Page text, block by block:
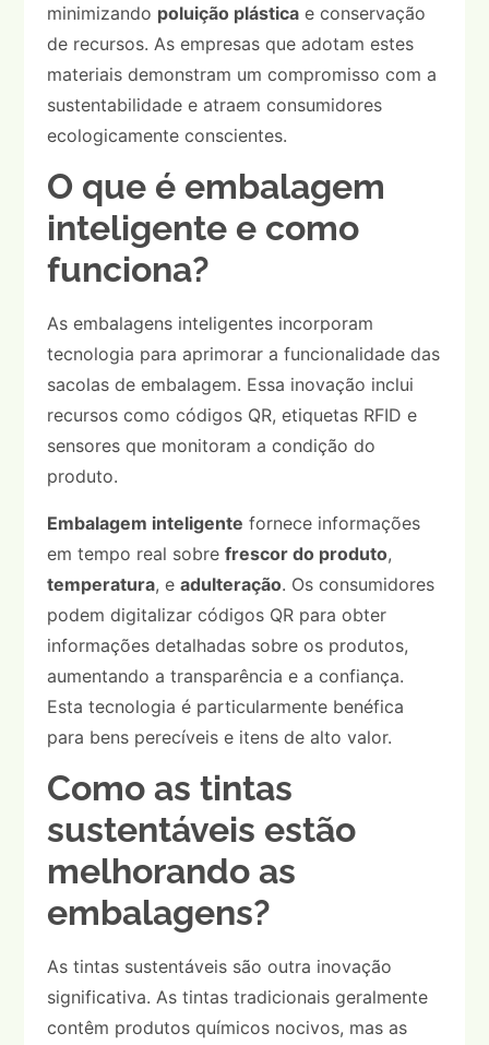
minimizando poluição plásticae conservação
de recursos. As empresas que adotam estes
materiais demonstram um compromisso com a
sustentabilidade e atraem consumidores
ecologicamente conscientes.
O que é embalagem
inteligente e como
funciona?
As embalagens inteligentes incorporam
tecnologia para aprimorar a funcionalidade das
sacolas de embalagem. Essa inovação inclui
recursos como códigos QR, etiquetas RFID e
sensores que monitoram a condição do
produto.
Embalagem inteligente fornece informações
em tempo real sobre frescor do produto,
temperatura, e adulteração. Os consumidores
podem digitalizar códigos QR para obter
informações detalhadas sobre os produtos,
aumentando a transparência e a confiança.
Esta tecnologia é particularmente benéfica
para bens perecíveis e itens de alto valor.
Como as tintas
sustentáveis estão
melhorando as
embalagens?
As tintas sustentáveis são outra inovação
significativa. As tintas tradicionais geralmente
contêm produtos químicos nocivos, mas as